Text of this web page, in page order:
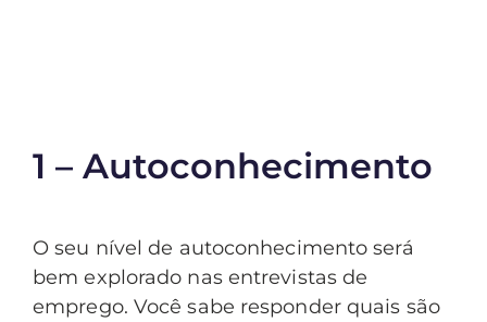
1 – Autoconhecimento
O seu nível de autoconhecimento será
bem explorado nas entrevistas de
emprego. Você sabe responder quais são